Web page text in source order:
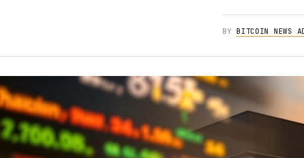
BYBITCOIN NEWS